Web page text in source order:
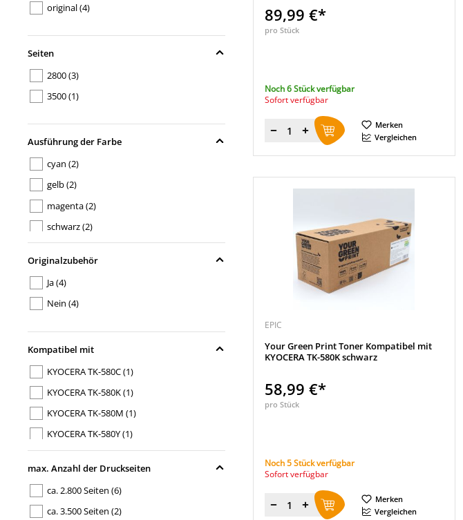
original(4)
Seiten
2800(3)
3500(1)
Ausführung der Farbe
cyan (2)
gelb(2)
magenta(2)
schwarz(2)
Originalzubehör
Ja(4)
Nein (4)
Kompatibel mit
KYOCERA TK-580C(1)
KYOCERA TK-580K(1)
KYOCERA TK-580M (1)
KYOCERA TK-580Y(1)
max. Anzahl der Druckseiten
ca. 2.800 Seiten (6)
ca. 3.500 Seiten (2)
89,99 €*
pro Stück
Noch 6 Stück verfügbar
Sofort verfügbar
Menge
Merken
Vergleichen
EPIC
Your Green Print Toner Kompatibel mit
KYOCERA TK-580K schwarz
58,99 €*
pro Stück
Noch 5 Stück verfügbar
Sofort verfügbar
Menge
Merken
Vergleichen